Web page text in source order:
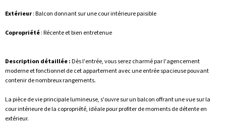
Extérieur: Balcon donnant sur une cour intérieure paisible
Copropriété: Récente et bien entretenue
Description détaillée :Dès l'entrée, vous serez charmé par l'agencement
moderne et fonctionnel de cet appartement avec une entrée spacieuse pouvant
contenir de nombreux rangements.
La pièce de vie principale lumineuse, s'ouvre sur un balcon offrant une vue sur la
cour intérieure de la copropriété, idéale pour profiter de moments de détente en
extérieur.